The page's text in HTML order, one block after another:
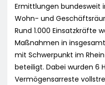
Ermittlungen bundesweit
Wohn- und
Rund 1.000 Einsatzkräfte
Maßnahmen in
mit Schwerpunkt im
beteiligt. Dabei wurden 6
Vermögensarreste